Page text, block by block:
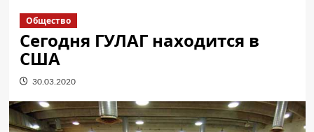
Общество
Сегодня ГУЛАГ находится в
США
30.03.2020